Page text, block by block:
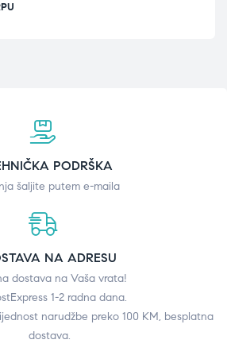
PODRŠKA
šaljite putem e-maila
NA ADRESU
dostava na Vaša vrata!
1-2 radna dana.
narudžbe preko 100 KM, besplatna
dostava.